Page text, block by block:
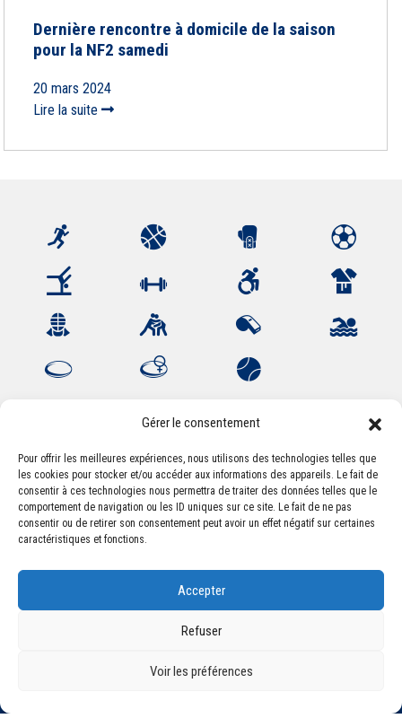
Gérer le consentement
Pour offrir les meilleures expériences, nous utilisons des technologies telles que
les cookies pour stocker et/ou accéder aux informations des appareils. Le fait de
consentir à ces technologies nous permettra de traiter des données telles que le
comportement de navigation ou les ID uniques sur ce site. Le fait de ne pas
consentir ou de retirer son consentement peut avoir un effet négatif sur certaines
caractéristiques et fonctions.
Accepter
Refuser
Voir les préférences
Dernière rencontre à domicile de la saison
pour la NF2 samedi
20 mars 2024
Lire la suite
Association Sportive Montferrandaise
84, boulevard Léon Jouhaux
CS 80221 - 63021 Clermont-Ferrand Cedex 2
accueil@asm-omnisports.com